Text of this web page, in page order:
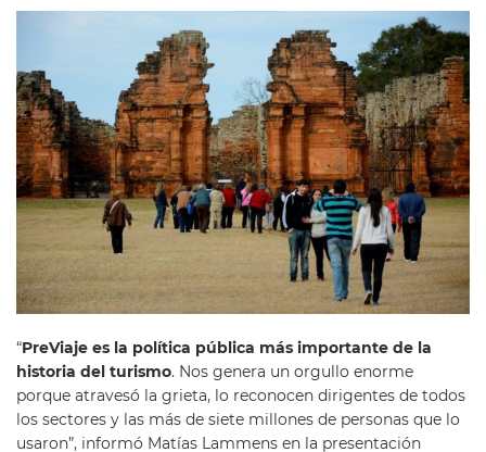
“PreViaje es la política pública más importante de la
historia del turismo. Nos genera un orgullo enorme
porque atravesó la grieta, lo reconocen dirigentes de todos
los sectores y las más de siete millones de personas que lo
usaron”, informó Matías Lammens en la presentación